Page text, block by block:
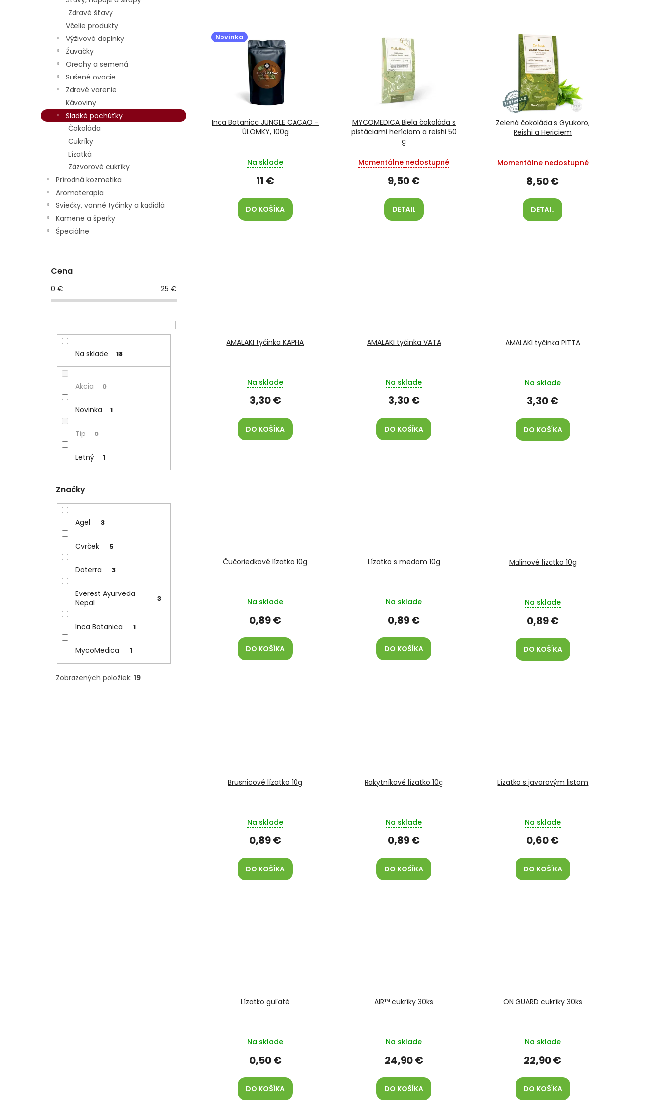
Zdravé šťavy
Včelie produkty
Výživové doplnky
Žuvačky
Orechy a semená
Sušené ovocie
Zdravé varenie
Kávoviny
Sladké pochúťky
Čokoláda
Cukríky
Lízatká
Zázvorové cukríky
Prírodná kozmetika
Aromaterapia
Sviečky, vonné tyčinky a kadidlá
Kamene a šperky
Špeciálne
Cena
0 € 25 €
Na sklade 18
Akcia 0
Novinka 1
Tip 0
Letný 1
Značky
Agel 3
Cvrček 5
Doterra 3
Everest Ayurveda
Nepal
3
Inca Botanica 1
MycoMedica 1
Zobrazených položiek: 19
e
Novinka
Inca Botanica JUNGLE CACAO -
ÚLOMKY, 100g
Na sklade
11 €
DO KOŠÍKA
MYCOMEDICA Biela čokoláda s
pistáciami heríciom a reishi 50
g
Momentálne nedostupné
9,50 €
DETAIL
Zelená čokoláda s Gyukoro,
Reishi a Hericiem
Momentálne nedostupné
8,50 €
DETAIL
AMALAKI tyčinka KAPHA
Na sklade
3,30 €
DO KOŠÍKA
AMALAKI tyčinka VATA
Na sklade
3,30 €
DO KOŠÍKA
AMALAKI tyčinka PITTA
Na sklade
3,30 €
DO KOŠÍKA
Čučoriedkové lízatko 10g
Na sklade
0,89 €
DO KOŠÍKA
Lízatko s medom 10g
Na sklade
0,89 €
DO KOŠÍKA
Malinové lízatko 10g
Na sklade
0,89 €
DO KOŠÍKA
Brusnicové lízatko 10g
Na sklade
0,89 €
DO KOŠÍKA
Rakytníkové lízatko 10g
Na sklade
0,89 €
DO KOŠÍKA
Lízatko s javorovým listom
Na sklade
0,60 €
DO KOŠÍKA
Lízatko guľaté
Na sklade
0,50 €
DO KOŠÍKA
AIR™ cukríky 30ks
Na sklade
24,90 €
DO KOŠÍKA
ON GUARD cukríky 30ks
Na sklade
22,90 €
DO KOŠÍKA